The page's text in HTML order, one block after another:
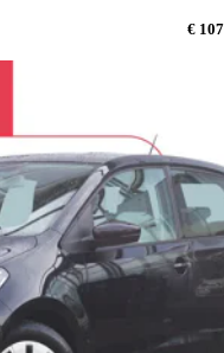
€ 107